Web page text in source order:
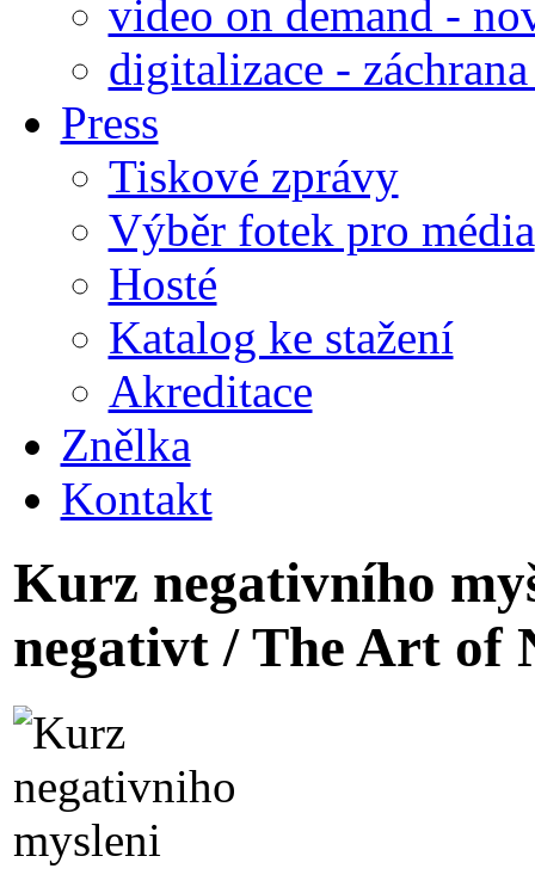
video on demand -
digitalizace -
Press
Tiskové zprávy
Výběr fotek pro média
Hosté
Katalog ke stažení
Akreditace
Znělka
Kontakt
Kurz negativního
negativt / The Art of